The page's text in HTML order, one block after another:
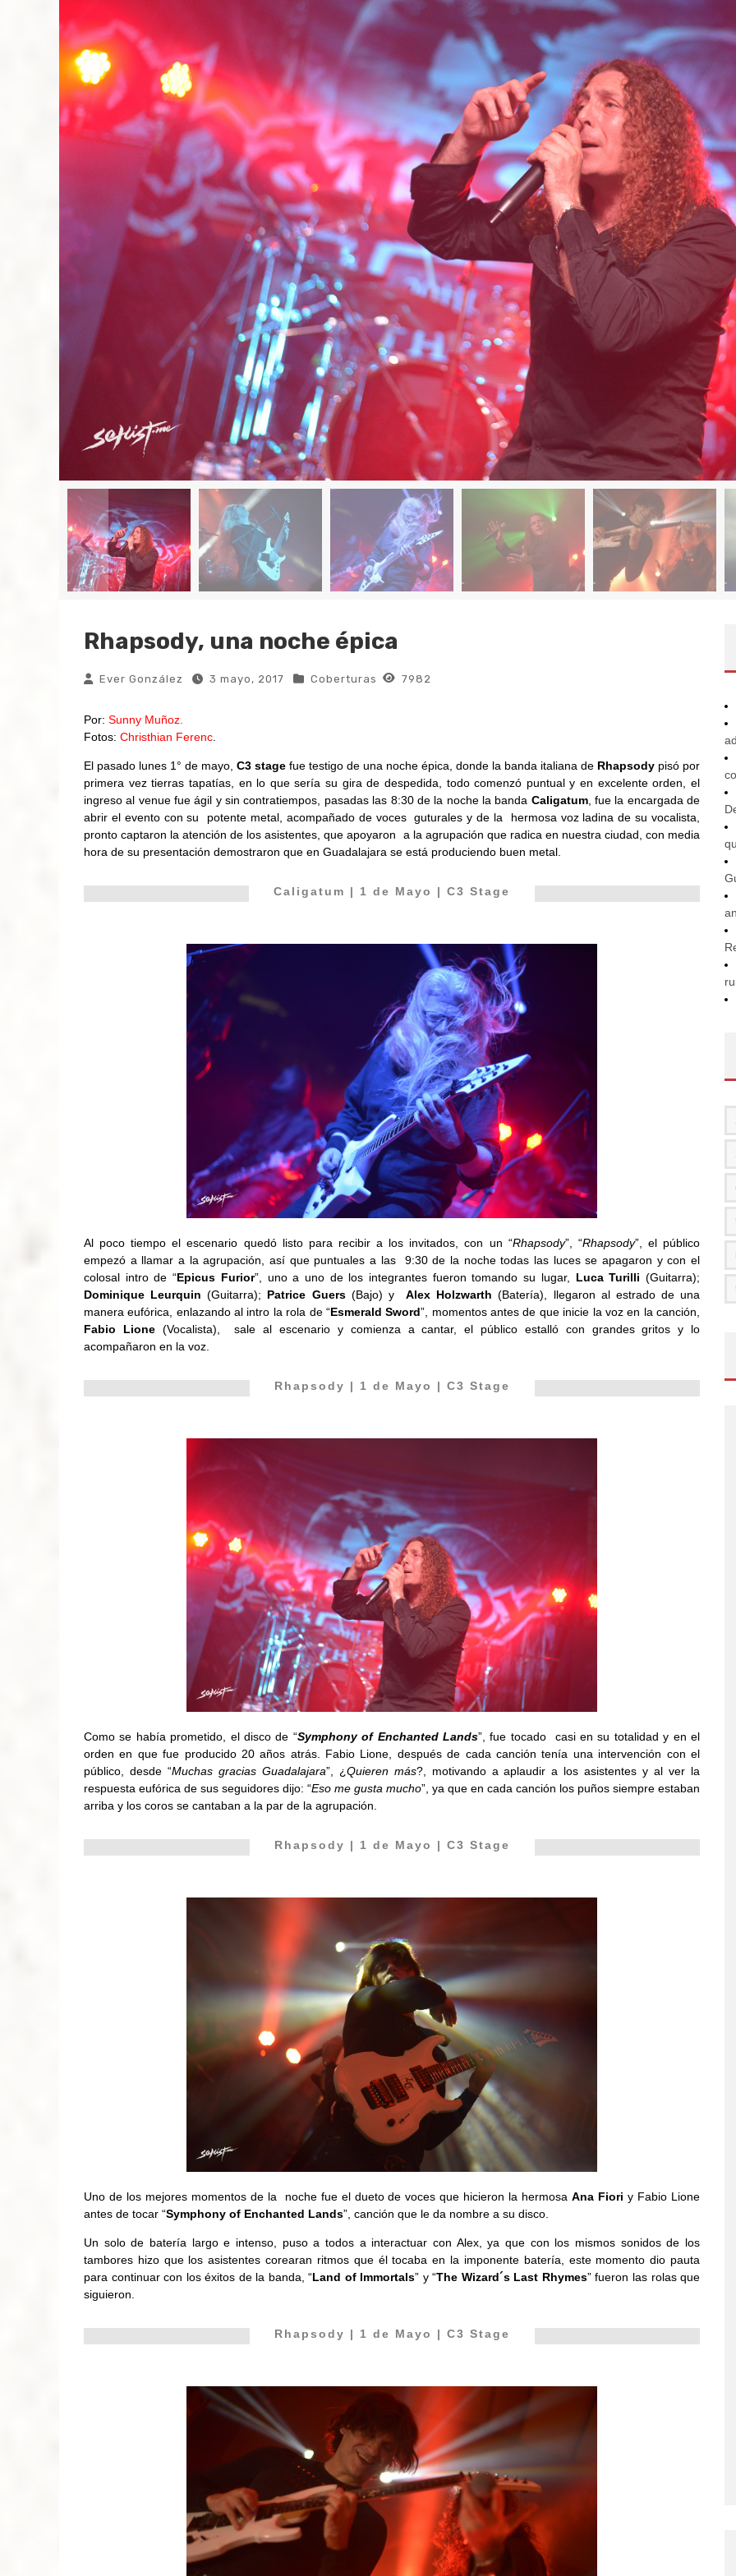
Rhapsody, una noche épica
Ever González 3 mayo, 2017 Coberturas 7982
Por: Sunny Muñoz.
Fotos: Christhian Ferenc
El pasado lunes 1° de mayo, C3 stage fue testigo de una noche épica, donde la banda italiana de Rhapsody pisó por
primera vez tierras tapatías, en lo que sería su gira de despedida, todo comenzó puntual y en excelente orden, el
ingreso al venue fue ágil y sin contratiempos, pasadas las 8:30 de la noche la banda Caligatum, fue la encargada de
abrir el evento con su potente metal, acompañado de voces guturales y de la hermosa voz ladina de su vocalista,
pronto captaron la atención de los asistentes, que apoyaron a la agrupación que radica en nuestra ciudad, con media
hora de su presentación demostraron que en Guadalajara se está produciendo buen metal.
Caligatum | 1 de Mayo | C3 Stage
Al poco tiempo el escenario quedó listo para recibir a los invitados, con un “Rhapsody”, “Rhapsody”, el público
empezó a llamar a la agrupación, así que puntuales a las 9:30 de la noche todas las luces se apagaron y con el
colosal intro de “Epicus Furior”, uno a uno de los integrantes fueron tomando su lugar, Luca Turilli (Guitarra);
Dominique Leurquin (Guitarra); Patrice Guers(Bajo) yAlex Holzwarth (Batería), llegaron al estrado de una
manera eufórica, enlazando al intro la rola de “Esmerald Sword”, momentos antes de que inicie la voz en la canción,
Fabio Lione(Vocalista), sale al escenario y comienza a cantar, el público estalló con grandes gritos y lo
acompañaron en la voz.
Rhapsody | 1 de Mayo | C3 Stage
Como se había prometido, el disco de “Symphony of Enchanted Lands”, fue tocado casi en su totalidad y en el
orden en que fue producido 20 años atrás. Fabio Lione, después de cada canción tenía una intervención con el
público, desde “Muchas gracias Guadalajara”, ¿Quieren más?, motivando a aplaudir a los asistentes y al ver la
respuesta eufórica de sus seguidores dijo: “Eso me gusta mucho”, ya que en cada canción los puños siempre estaban
arriba y los coros se cantaban a la par de la agrupación.
Rhapsody | 1 de Mayo | C3 Stage
Uno de los mejores momentos de la noche fue el dueto de voces que hicieron la hermosaAna Fiori y Fabio Lione
antes de tocar “Symphony of Enchanted Lands”, canción que le da nombre a su disco.
Un solo de batería largo e intenso, puso a todos a interactuar con Alex, ya que con los mismos sonidos de los
tambores hizo que los asistentes corearan ritmos que él tocaba en la imponente batería, este momento dio pauta
para continuar con los éxitos de la banda, “Land of Immortals” y “The Wizard´s Last Rhymes” fueron las rolas que
siguieron.
Rhapsody | 1 de Mayo | C3 Stage